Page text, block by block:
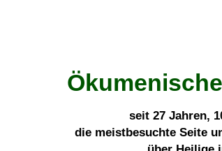
seit 27 Jahren,
die meistbesuchte Seite